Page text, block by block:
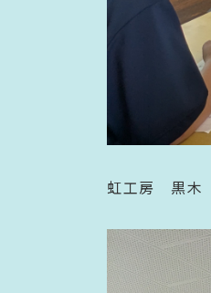
虹工房 黒